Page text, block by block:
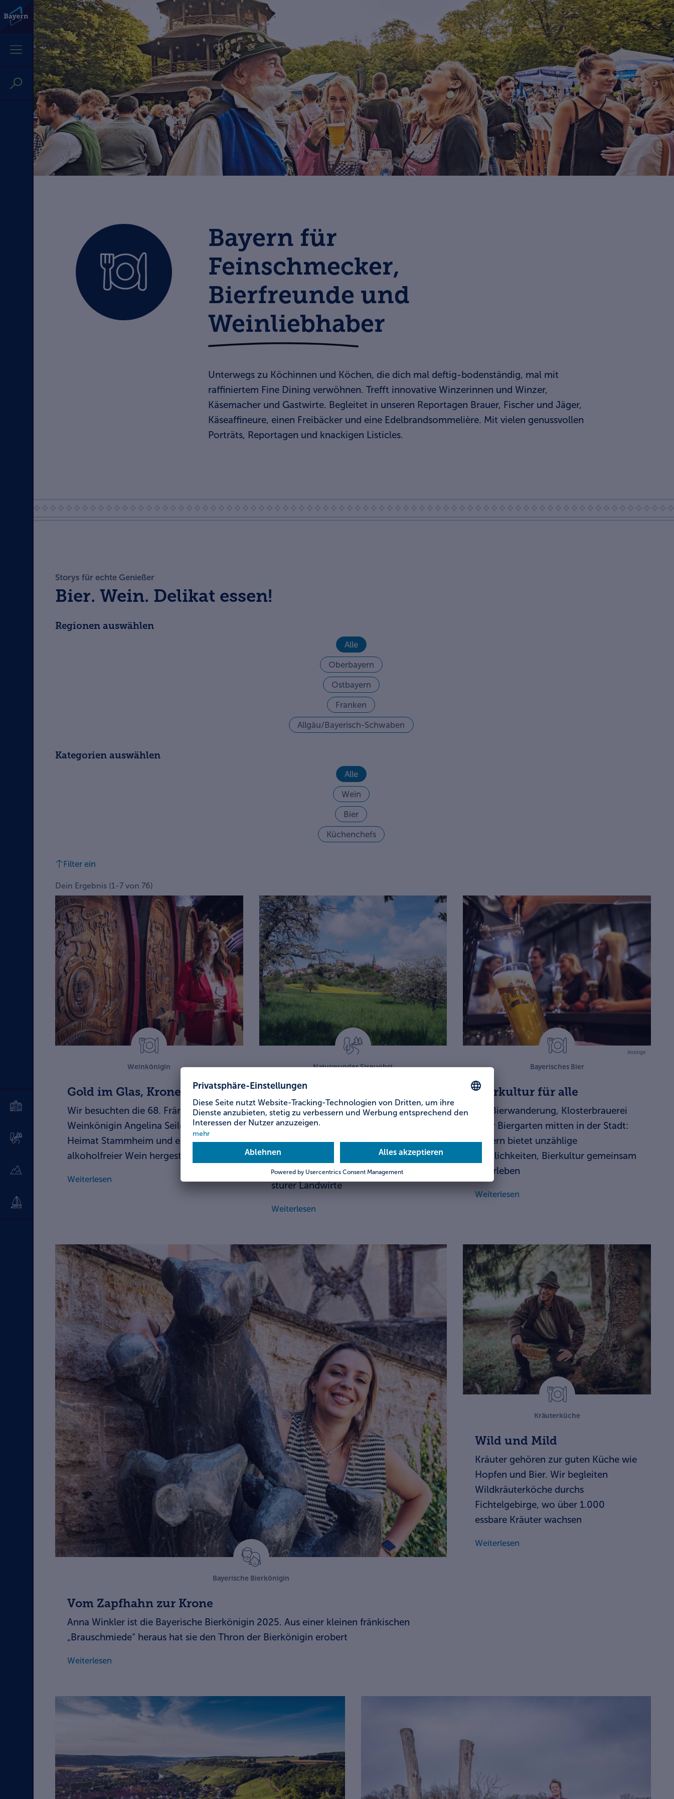
Bayern für
Feinschmecker,
Bierfreunde und
Weinliebhaber
Unterwegs zu Köchinnen und Köchen, die dich mal deftig-bodenständig, mal mit
raffiniertem Fine Dining verwöhnen. Trefft innovative Winzerinnen und Winzer,
Käsemacher und Gastwirte. Begleitet in unseren Reportagen Brauer, Fischer und Jäger,
Käseaffineure, einen Freibäcker und eine Edelbrandsommelière. Mit vielen genussvollen
Porträts, Reportagen und knackigen Listicles.
Storys für echte Genießer
Bier. Wein. Delikat essen!
Regionen auswählen
Alle
Oberbayern
Ostbayern
Franken
Allgäu/Bayerisch-Schwaben
Kategorien auswählen
Alle
Wein
Bier
Küchenchefs
Filter ein
Dein Ergebnis (1-7 von 76)
Weinkönigin
Gold im Glas, Krone im Haar
Wir besuchten die 68. Fränkische
Weinkönigin Angelina Seiler in ihrer
Heimat Stammheim und erlebten, wie
alkoholfreier Wein hergestellt wird
Weiterlesen
Naturwunder Streuobst
Von der Liebe in den
Haßbergen
Nirgends in Bayern blieben so viele
Streuobstwiesen und Feldhecken
erhalten wie im Naturpark Haßberge
nordwestlich von Bamberg, dank
sturer Landwirte
Weiterlesen
Anzeige
Bayerisches Bier
Bierkultur für alle
Ob Bierwanderung, Klosterbrauerei
oder Biergarten mitten in der Stadt:
Bayern bietet unzählige
Möglichkeiten, Bierkultur gemeinsam
zu erleben
Weiterlesen
Bayerische Bierkönigin
Vom Zapfhahn zur Krone
Anna Winkler ist die Bayerische Bierkönigin 2025. Aus einer kleinen fränkischen
„Brauschmiede“ heraus hat sie den Thron der Bierkönigin erobert
Weiterlesen
Kräuterküche
Wild und Mild
Kräuter gehören zur guten Küche wie
Hopfen und Bier. Wir begleiten
Wildkräuterköche durchs
Fichtelgebirge, wo über 1.000
essbare Kräuter wachsen
Weiterlesen